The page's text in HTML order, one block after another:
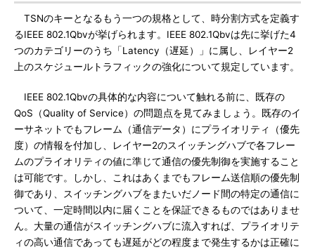
TSNのキーとなるもう一つの規格として、時分割方式を定義す
るIEEE 802.1Qbvが挙げられます。IEEE 802.1Qbvは先に挙げた4
つのカテゴリーのうち「Latency（遅延）」に属し、レイヤー2
上のスケジュールトラフィックの強化について規定しています。
IEEE 802.1Qbvの具体的な内容について触れる前に、既存の
QoS（Quality of Service）の問題点を見てみましょう。既存のイ
ーサネットでもフレーム（通信データ）にプライオリティ（優先
度）の情報を付加し、レイヤー2のスイッチングハブで各フレー
ムのプライオリティの値に準じて通信の優先制御を実施すること
は可能です。しかし、これはあくまでもフレーム送信順の優先制
御であり、スイッチングハブをまたいだノード間の特定の通信に
ついて、一定時間以内に届くことを保証できるものではありませ
ん。大量の通信がスイッチングハブに流入すれば、プライオリテ
ィの高い通信であっても遅延がどの程度まで発生するかは正確に